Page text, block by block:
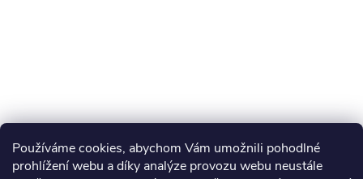
Používáme cookies, abychom Vám umožnili pohodlné
prohlížení webu a díky analýze provozu webu neustále